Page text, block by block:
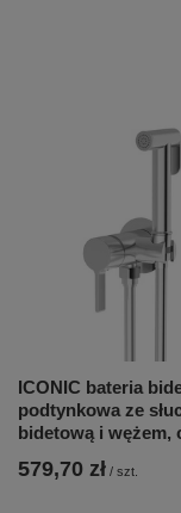
ICONIC bateria
podtynkowa ze
bidetową i wężem,
579,70 zł / szt.